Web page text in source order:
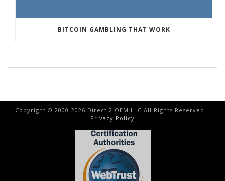
BITCOIN GAMBLING THAT WORK
Copyright © 2000-2026 Direct 2 OEM LLC All Rights Reserved |
Privacy Policy